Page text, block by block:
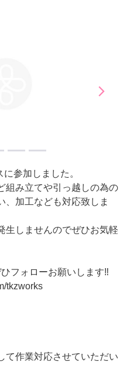
arrow_forward_iosNext
参加しました。
組み立てや引っ越しの為の
、加工なども対応致しま
生しませんのでぜひお気軽
フォローお願いします‼️
tkzworks
て作業対応させていただい